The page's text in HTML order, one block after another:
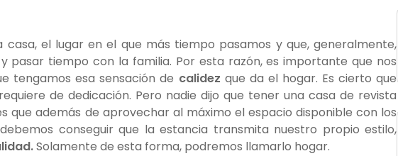
casa, el lugar en el que más tiempo pasamos y que, generalmente,
pasar tiempo con la familia. Por esta razón, es importante que nos
tengamos esa sensación de calidez que da el hogar. Es cierto que
de dedicación. Pero nadie dijo que tener una casa de revista
que además de aprovechar al máximo el espacio disponible con los
conseguir que la estancia transmita nuestro propio estilo,
Solamente de esta forma, podremos llamarlo hogar.